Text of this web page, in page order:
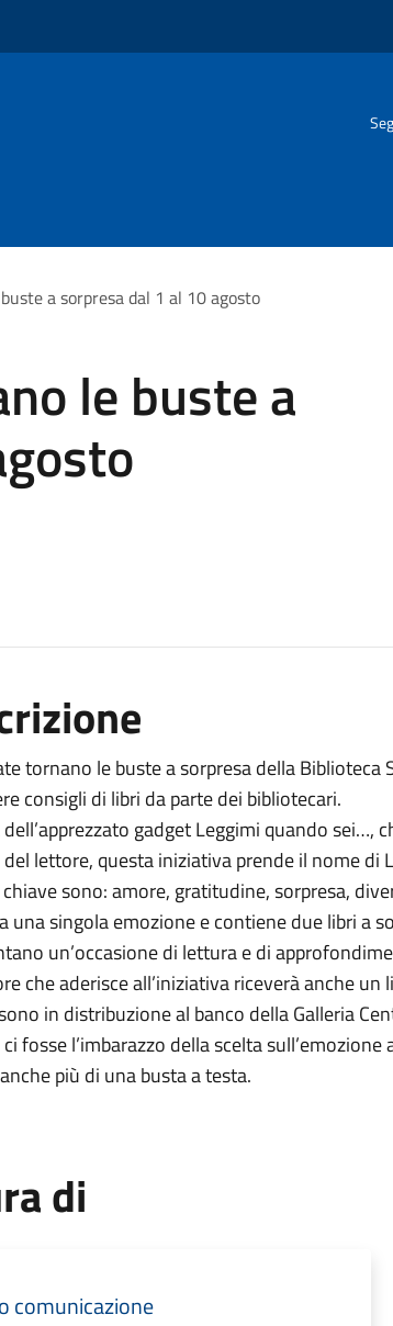
a sorpresa dal 1 al 10 agosto
le buste a
tornano le buste a sorpresa della
consigli di libri da parte dei bibliotecari.
dell’apprezzato gadget Leggimi quando sei…,
lettore, questa iniziativa prende il nome di
sono: amore, gratitudine, sorpresa,
una singola emozione e contiene due libri a
un’occasione di lettura e di
che aderisce all’iniziativa riceverà anche
in distribuzione al banco della Galleria
fosse l’imbarazzo della scelta
più di una busta a testa.
di
comunicazione